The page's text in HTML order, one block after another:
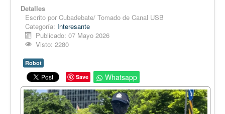
Noticias
Conozca Nuevitas
Fotorreportaje
Opinión
En audio
Medio Ambiente
Ciencia, tecnología y curiosidades
Detalles
Escrito por Cubadebate/ Tomado de Canal USB
Categoría: Interesante
Publicado: 07 Mayo 2026
Visto: 2280
Robot
Save
Whatsapp